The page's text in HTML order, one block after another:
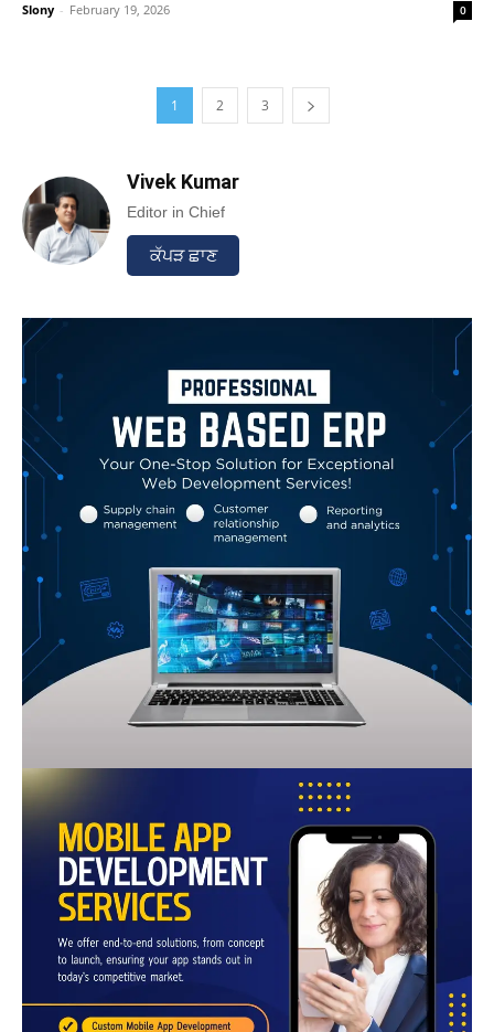
Slony - February 19, 2026 0
1 2 3
Vivek Kumar
Editor in Chief
ਕੱਪੜ ਛਾਣ